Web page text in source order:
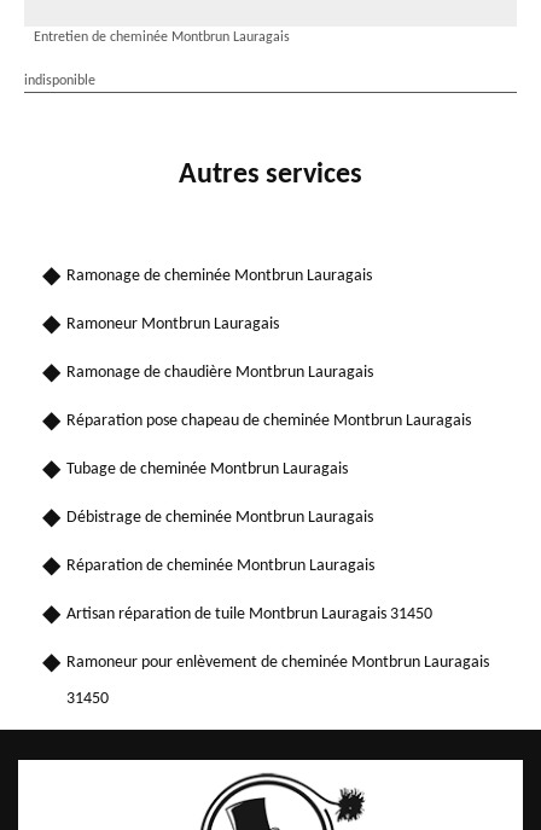
Entretien de cheminée Montbrun Lauragais
indisponible
Autres services
Ramonage de cheminée Montbrun Lauragais
Ramoneur Montbrun Lauragais
Ramonage de chaudière Montbrun Lauragais
Réparation pose chapeau de cheminée Montbrun Lauragais
Tubage de cheminée Montbrun Lauragais
Débistrage de cheminée Montbrun Lauragais
Réparation de cheminée Montbrun Lauragais
Artisan réparation de tuile Montbrun Lauragais 31450
Ramoneur pour enlèvement de cheminée Montbrun Lauragais
31450